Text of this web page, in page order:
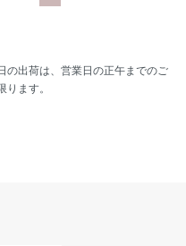
の出荷は、営業日の正午までのご
ます。